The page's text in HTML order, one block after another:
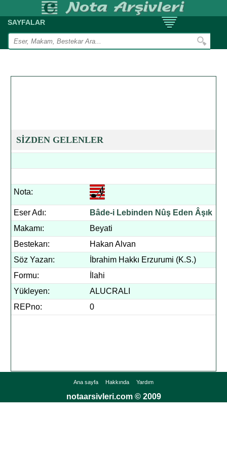
SAYFALAR
SİZDEN GELENLER
Nota:
Eser Adı:
Bâde-i Lebinden Nûş Eden Âşık
Makamı:
Beyati
Bestekarı:
Hakan Alvan
Söz Yazarı:
İbrahim Hakkı Erzurumi (K.S.)
Formu:
İlahi
Yükleyen:
ALUCRALI
REPno:
0
Ana sayfa Hakkında Yardım
notaarsivleri.com © 2009